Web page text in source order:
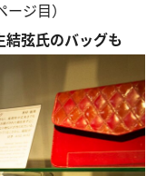
ジ目）
結弦氏のバッグも